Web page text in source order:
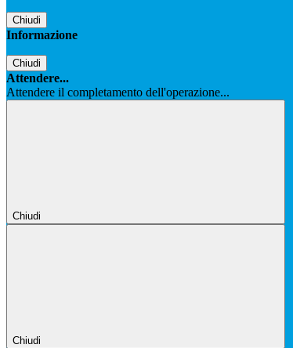
Chiudi
Informazione
Chiudi
Attendere...
Attendere il completamento dell'operazione...
Chiudi
Chiudi